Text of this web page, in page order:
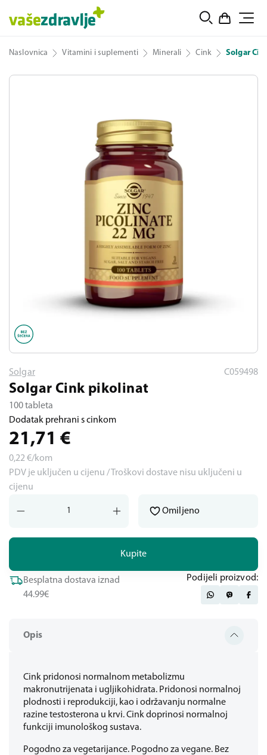
Naslovnica Vitamini i suplementi Minerali Cink Solgar
Opis
Cink pridonosi normalnom metabolizmu
makronutrijenata i ugljikohidrata. Pridonosi normalnoj
plodnosti i reprodukciji, kao i održavanju normalne
razine testosterona u krvi. Cink doprinosi normalnoj
funkciji imunološkog sustava.
Pogodno za vegetarijance. Pogodno za vegane. Bez
Solgar C059498
Solgar Cink pikolinat
100 tableta
Dodatak prehrani s cinkom
21,71 €
0,22€/kom
PDV je uključen u cijenu / Troškovi dostave nisu uključeni u
cijenu
Kupite
Omiljeno
Besplatna dostava iznad
44.99€
Podijeli proizvod: